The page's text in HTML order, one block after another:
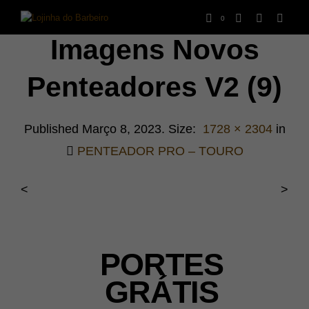
0
Imagens Novos
Penteadores V2 (9)
Published Março 8, 2023. Size: 1728 × 2304in
PENTEADOR PRO – TOURO
< >
PORTES
GRÁTIS